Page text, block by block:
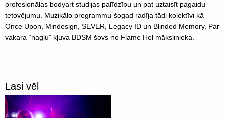
profesionālas bodyart studijas palīdzību un pat uztaisīt pagaidu
tetovējumu. Muzikālo programmu šogad radīja tādi kolektīvi kā
Once Upon, Mindesign, SEVER, Legacy ID un Blinded Memory. Par
vakara “naglu” kļuva BDSM šovs no Flame Hel mākslinieka.
Lasi vēl